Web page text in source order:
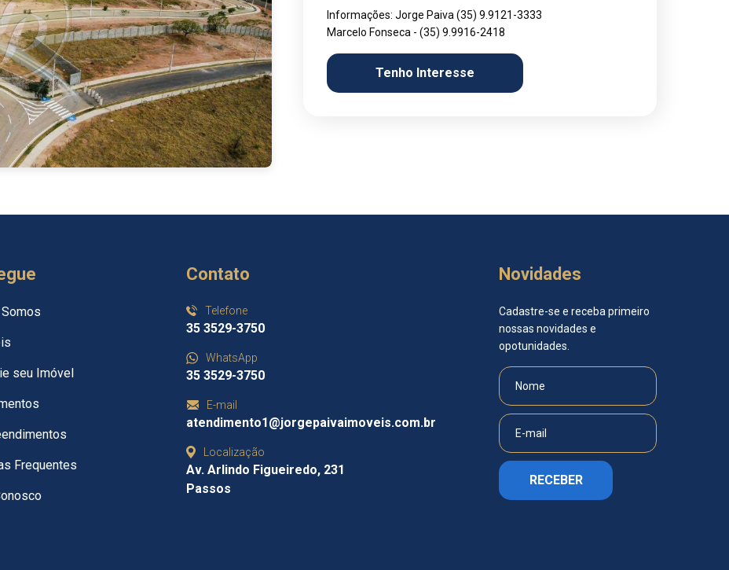
Informações: Jorge Paiva (35) 9.9121-3333
Marcelo Fonseca - (35) 9.9916-2418
Tenho Interesse
seu Imóvel
Frequentes
Contato
Telefone
35 3529-3750
WhatsApp
35 3529-3750
E-mail
atendimento1@jorgepaivaimoveis.com.br
Localização
Av. Arlindo Figueiredo, 231
Passos
Novidades
Cadastre-se e receba primeiro
nossas novidades e
opotunidades.
RECEBER